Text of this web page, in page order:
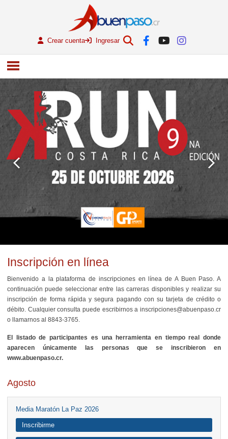
Crear cuenta Ingresar
Inscripción en línea
Bienvenido a la plataforma de inscripciones en línea de A Buen Paso. A
continuación puede seleccionar entre las carreras disponibles y realizar su
inscripción de forma rápida y segura pagando con su tarjeta de crédito o
débito. Cualquier consulta puede escribirnos a inscripciones@abuenpaso.cr
o llamarnos al 8843-3765.
El listado de participantes es una herramienta en tiempo real donde
aparecen únicamente las personas que se inscribieron en
www.abuenpaso.cr.
Agosto
Media Maratón La Paz 2026
Inscribirme